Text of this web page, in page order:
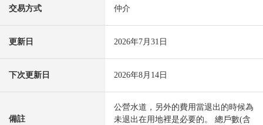
交易方式 仲介
更新日 2026年7月31日
下次更新日 2026年8月14日
備註
公營水道，另外的費用當退出的時候為
未退出在用地裡是必要的。 總戶數(含